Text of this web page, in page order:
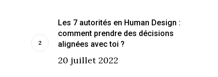
Les 7 autorités en Human Design :
comment prendre des décisions
alignées avec toi ?
20 juillet 2022